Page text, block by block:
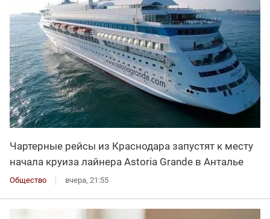
Чартерные рейсы из Краснодара запустят к месту
начала круиза лайнера Astoria Grande в Анталье
Общество вчера, 21:55